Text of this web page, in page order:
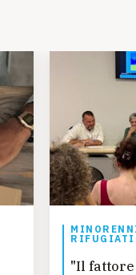
RIFUGIATI
"Il fattore